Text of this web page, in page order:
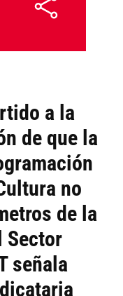
a la
de que la
no
de la
Sector
señala